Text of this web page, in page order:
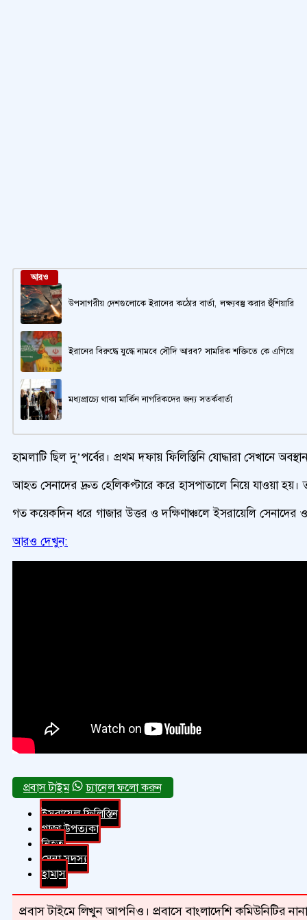
আরও
উপসাগরীয় দেশগুলোকে ইরানের কঠোর বার্তা, লক্ষ্যবস্তু করার হুঁশিয়ারি
ইরানের বিরুদ্ধে যুদ্ধে নামবে সৌদি আরব? সামরিক শক্তিতে কে এগিয়ে
মধ্যপ্রাচ্যে থাকা মার্কিন নাগরিকদের জন্য সতর্কবার্তা
হামলাটি ছিল দু’পর্বের। প্রথম দফায় ফিলিস্তিনি যোদ্ধারা
আহত সেনাদের দ্রুত হেলিকপ্টারে করে হাসপাতালে নিয়ে যাওয়া
গত কয়েকদিন ধরে গাজার উত্তর ও দক্ষিণাঞ্চলে ইসরায়েলি সেনাদের
আরও দেখুন:
চ্যানেল ফলো করুন
ইসরায়েল-ফিলিস্তিন
গাজা উপত্যকা
নিহত
সেনা সদস্য
হামাস
প্রবাস টাইমে লিখুন আপনিও। প্রবাসে বাংলাদেশি কমিউনিটির